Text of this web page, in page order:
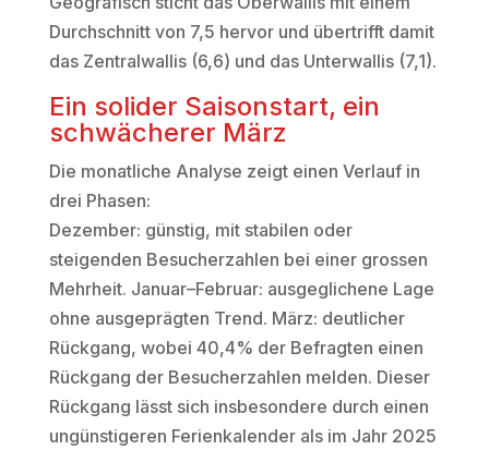
Durchschnitt von 7,5 hervor und übertrifft damit
das Zentralwallis (6,6) und das Unterwallis (7,1).
Ein solider Saisonstart, ein
schwächerer März
Die monatliche Analyse zeigt einen Verlauf in
drei Phasen:
Dezember: günstig, mit stabilen oder
steigenden Besucherzahlen bei einer grossen
Mehrheit. Januar–Februar: ausgeglichene Lage
ohne ausgeprägten Trend. März: deutlicher
Rückgang, wobei 40,4% der Befragten einen
Rückgang der Besucherzahlen melden. Dieser
Rückgang lässt sich insbesondere durch einen
ungünstigeren Ferienkalender als im Jahr 2025